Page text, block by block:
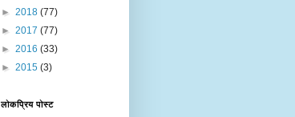
► 2018 (77)
► 2017 (77)
► 2016 (33)
► 2015 (3)
लोकप्रिय पोस्ट